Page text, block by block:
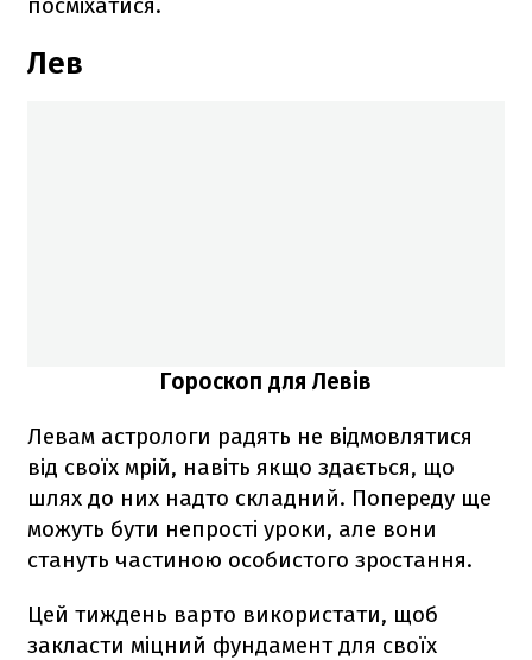
Лев
Гороскоп для Левів
Левам астрологи радять не відмовлятися
від своїх мрій, навіть якщо здається, що
шлях до них надто складний. Попереду ще
можуть бути непрості уроки, але вони
стануть частиною особистого зростання.
Цей тиждень варто використати, щоб
закласти міцний фундамент для своїх